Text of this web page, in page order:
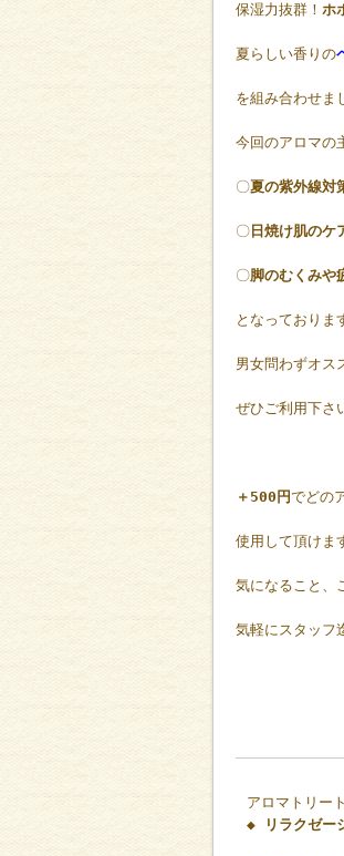
保湿力抜群！ ホ
夏らしい香りの
を組み合わせ
今回のアロマの
〇夏の紫外線対
〇 日焼け肌のケ
〇脚のむくみや
となっており
男女問わずオス
ぜひご利用下さ
＋500円でどの
使用して頂け
気になること、
気軽にスタッフ
アロマトリー
◆ リラクゼ